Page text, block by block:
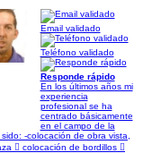
Email validado
Teléfono validado
Responde rápido
En los últimos años mi
experiencia
profesional se ha
centrado básicamente
en el campo de la
-colocación de obra vista,
 colocación de bordillos 